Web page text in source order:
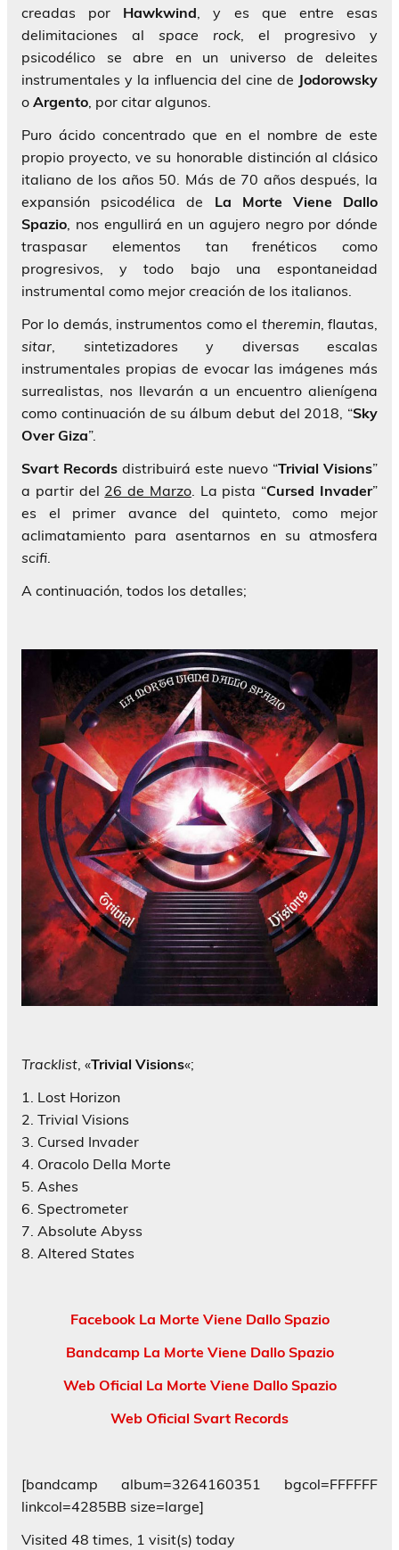
creadas por Hawkwind , y es que entre esas
delimitaciones al space rock , el progresivo y
psicodélico se abre en un universo de deleites
instrumentales y la influencia del cine de Jodorowsky
o Argento , por citar algunos.
Puro ácido concentrado que en el nombre de este
propio proyecto, ve su honorable distinción al clásico
italiano de los años 50. Más de 70 años después, la
expansión psicodélica de La Morte Viene Dallo
Spazio , nos engullirá en un agujero negro por dónde
traspasar elementos tan frenéticos como
progresivos, y todo bajo una espontaneidad
instrumental como mejor creación de los italianos.
Por lo demás, instrumentos como el theremin, flautas,
sitar , sintetizadores y diversas escalas
instrumentales propias de evocar las imágenes más
surrealistas, nos llevarán a un encuentro alienígena
como continuación de su álbum debut del 2018, “Sky
Over Giza”.
Svart Records distribuirá este nuevo “Trivial Visions”
a partir del 26 de Marzo. La pista “Cursed Invader”
es el primer avance del quinteto, como mejor
aclimatamiento para asentarnos en su atmosfera
scifi
A continuación, todos los detalles;
Tracklist , «Trivial Visions«;
1. Lost Horizon
2. Trivial Visions
3. Cursed Invader
4. Oracolo Della Morte
5. Ashes
6. Spectrometer
7. Absolute Abyss
8. Altered States
Facebook La Morte Viene Dallo Spazio
Bandcamp La Morte Viene Dallo Spazio
Web Oficial La Morte Viene Dallo Spazio
Web Oficial Svart Records
[bandcamp album=3264160351 bgcol=FFFFFF
linkcol=4285BB size=large]
Visited 48 times, 1 visit(s) today